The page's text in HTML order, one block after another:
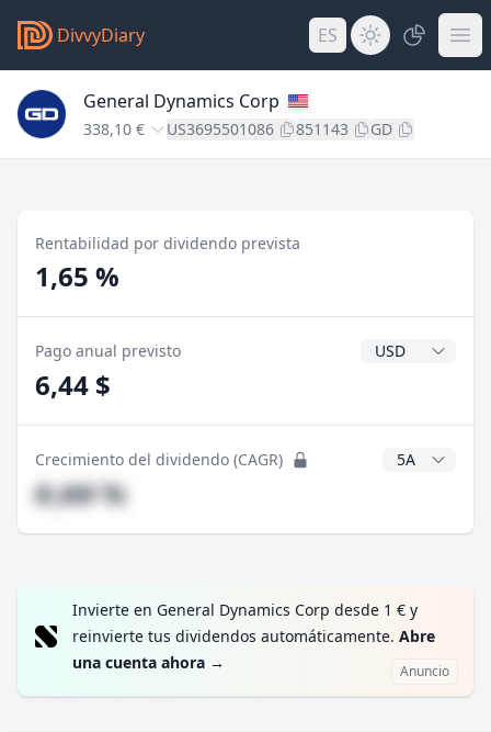
DivvyDiary ES
General Dynamics Corp
338,10 € US3695501086 851143 GD
Rentabilidad por dividendo prevista
1,65 %
Pago anual previsto Divisa del
6,44 $
Crecimiento del dividendo (CAGR) Años CAGR
#,## %
Invierte en General Dynamics Corp desde 1 € y
reinvierte tus dividendos automáticamente. Abre
una cuenta ahora → Anuncio